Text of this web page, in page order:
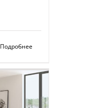
Подробнее